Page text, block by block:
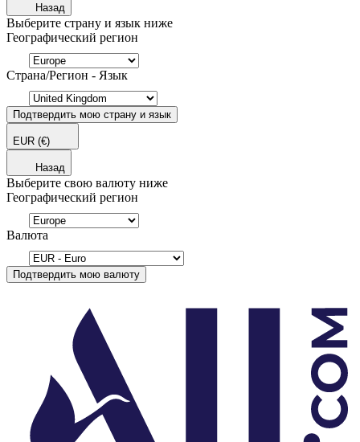
Назад
Выберите страну и язык ниже
Географический регион
Страна/Регион - Язык
Подтвердить мою страну и язык
EUR (€)
Назад
Выберите свою валюту ниже
Географический регион
Валюта
Подтвердить мою валюту